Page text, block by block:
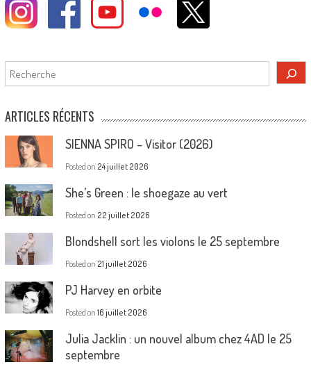
Rechercher
ARTICLES RÉCENTS
SIENNA SPIRO – Visitor (2026)
Posted on 24 juillet 2026
She’s Green : le shoegaze au vert
Posted on 22 juillet 2026
Blondshell sort les violons le 25 septembre
Posted on 21 juillet 2026
PJ Harvey en orbite
Posted on 16 juillet 2026
Julia Jacklin : un nouvel album chez 4AD le 25
septembre